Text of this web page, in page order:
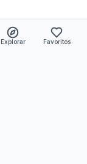
Explorar Favoritos